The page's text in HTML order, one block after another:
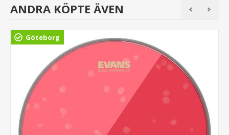
ANDRA KÖPTE ÄVEN
Göteborg